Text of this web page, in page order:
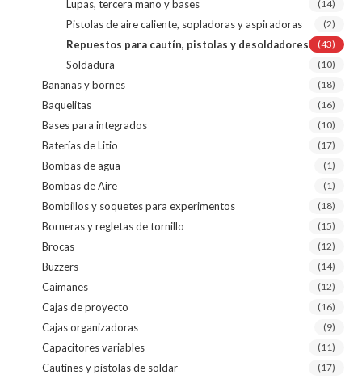
Lupas, tercera mano y bases (14)
Pistolas de aire caliente, sopladoras y aspiradoras (2)
Repuestos para cautín, pistolas y desoldadores (43)
Soldadura (10)
Bananas y bornes (18)
Baquelitas (16)
Bases para integrados (10)
Baterías de Litio (17)
Bombas de agua (1)
Bombas de Aire (1)
Bombillos y soquetes para experimentos (18)
Borneras y regletas de tornillo (15)
Brocas (12)
Buzzers (14)
Caimanes (12)
Cajas de proyecto (16)
Cajas organizadoras (9)
Capacitores variables (11)
Cautines y pistolas de soldar (17)